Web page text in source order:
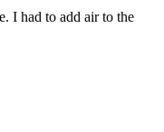
I had to add air to the